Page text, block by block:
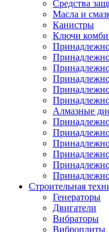
Средства
Масла и
Канистры
Ключи
Алмазные
Строительная
Генераторы
Двигатели
Вибраторы
Виброплиты